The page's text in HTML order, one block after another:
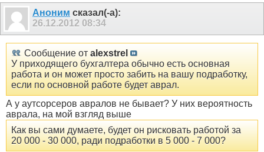
Аноним сказал(-а):
26.12.2012 08:34
Сообщение от alexstrel
У приходящего бухгалтера обычно есть основная
работа и он может просто забить на вашу подработку,
если по основной работе будет аврал.
А у аутсорсеров авралов не бывает? У них вероятность
аврала, на мой взгляд выше
Как вы сами думаете, будет он рисковать работой за
20 000 - 30 000, ради подработки в 5 000 - 7 000?